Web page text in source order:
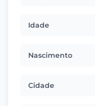
Idade
Nascimento
Cidade